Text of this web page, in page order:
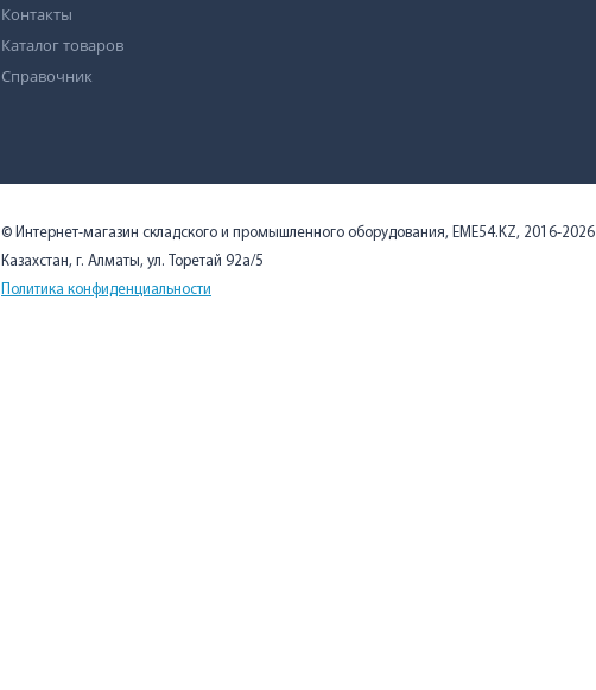
Контакты
Каталог товаров
Справочник
© Интернет-магазин складского и промышленного оборудования, EME54.KZ, 2016-2026
Казахстан, г. Алматы, ул. Торетай 92а/5
Политика конфиденциальности